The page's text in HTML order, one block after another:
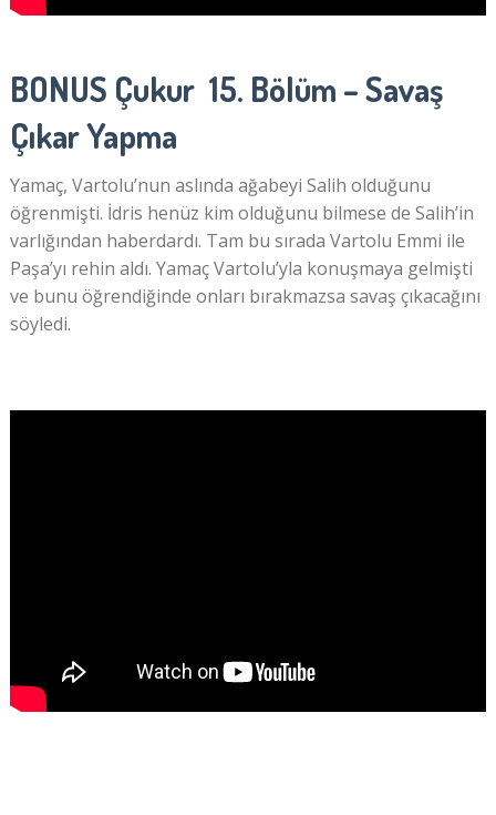
BONUS Çukur 15. Bölüm – Savaş
Çıkar Yapma
Yamaç, Vartolu’nun aslında ağabeyi Salih olduğunu
öğrenmişti. İdris henüz kim olduğunu bilmese de Salih’in
varlığından haberdardı. Tam bu sırada Vartolu Emmi ile
Paşa’yı rehin aldı. Yamaç Vartolu’yla konuşmaya gelmişti
ve bunu öğrendiğinde onları bırakmazsa savaş çıkacağını
söyledi.